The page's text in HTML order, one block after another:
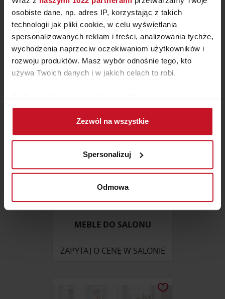
osobiste dane, np. adres IP, korzystając z takich
technologii jak pliki cookie, w celu wyświetlania
spersonalizowanych reklam i treści, analizowania tychże,
wychodzenia naprzeciw oczekiwaniom użytkowników i
rozwoju produktów. Masz wybór odnośnie tego, kto
używa Twoich danych i w jakich celach to robi.
Jeśli wyrazisz na to zgodę, chcielibyśmy również:
Gromadzić dane dotyczące Twojej lokalizacji
geograficznej z dokładnością nawet do kilku metrów
Identyfikować Twoje urządzenie, aktywnie
(fingerprinting, czyli wirtualny odcisk palca)
Dowiedz się więcej odnośnie tego, jak Twoje osobiste
dane są przetwarzane oraz ustaw własne preferencje w
zmienić lub wycofać swoją zgodę w dowolnej chwili.
analizować ruch w naszej witrynie. Informacje o tym, jak
społecznościowym, reklamowym i analitycznym.
Partnerzy mogą połączyć te informacje z innymi danymi
Zezwól na wszystkie
Spersonalizuj
Odmowa
SOFA FABIEN
ZAPYTAJ O CENĘ W SALONIE
MEBLE DO SALONU
ZAPYTAJ O CENĘ W SALONIE